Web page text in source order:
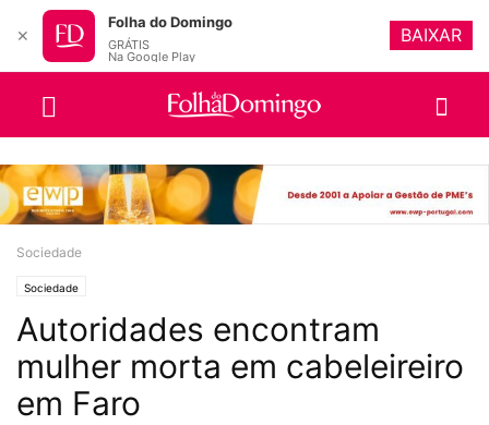
Sociedade
Sociedade
Autoridades encontram
mulher morta em cabeleireiro
em Faro
✕
Folha do Domingo
GRÁTIS
Na Google Play
BAIXAR